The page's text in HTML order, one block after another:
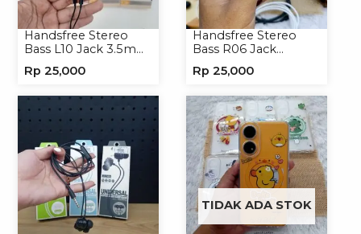
Handsfree Stereo
Bass L10 Jack 3.5mm
Headphone
Rp 25,000
Handsfree Stereo
Bass R06 Jack
Headset Headphone
Rp 25,000
TIDAK ADA STOK